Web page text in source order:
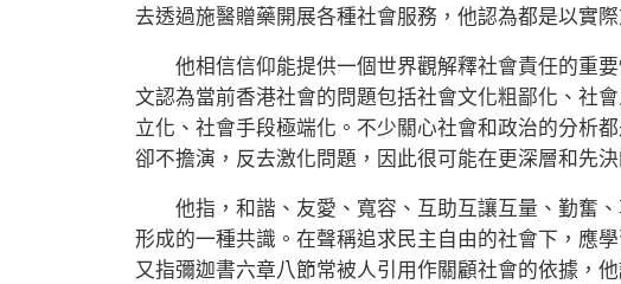
去透過施醫贈藥開展各種社會服務，他認為都是以實際
他相信信仰能提供一個世界觀解釋社會責任的重要
文認為當前香港社會的問題包括社會文化粗鄙化、社
立化、社會手段極端化。不少關心社會和政治的分析
卻不擔演，反去激化問題，因此很可能在更深層和先
他指，和諧、友愛、寬容、互助互讓互量、勤奮、
形成的一種共識。在聲稱追求民主自由的社會下，應
又指彌迦書六章八節常被人引用作關顧社會的依據，